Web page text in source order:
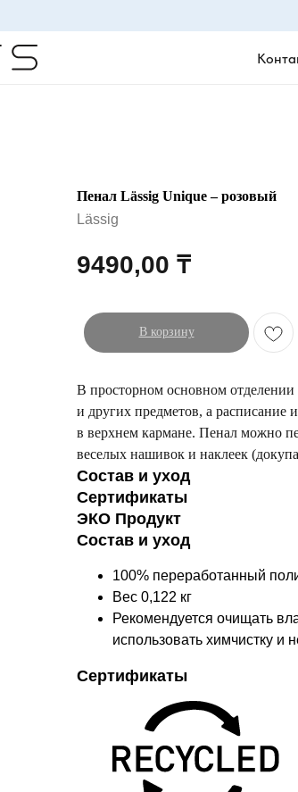
Пенал Lässig Unique – розовый
Lässig
9490,00 ₸
В корзину
В просторном основном отделении
и других предметов, а
в верхнем кармане. Пенал можно
веселых нашивок и наклеек
Состав и уход
Сертификаты
ЭКО Продукт
Состав и уход
100% переработанный
Вес 0,122 кг
Рекомендуется очищать
использовать химчистку и
Сертификаты